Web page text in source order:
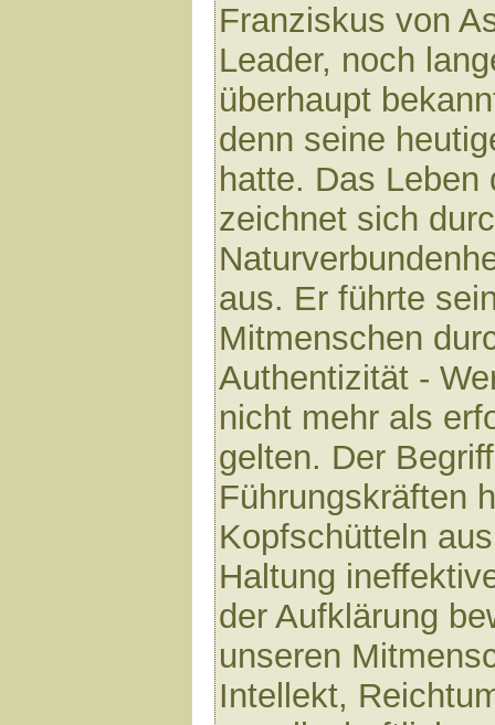
Franziskus von
Leader, noch
überhaupt
denn seine
hatte. Das
zeichnet sich
aus. Er führte
Mitmenschen
Authentizität -
nicht mehr als
gelten. Der
Führungskräften
Kopfschütteln
Haltung
der Aufklärung
unseren
Intellekt,